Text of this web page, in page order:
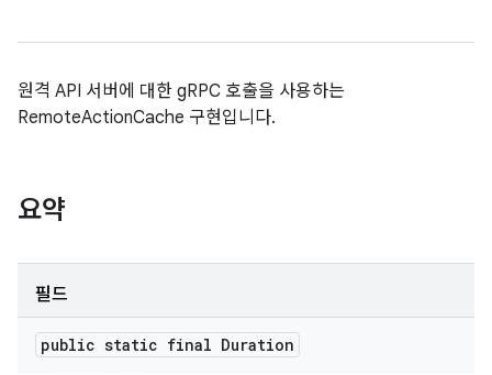
원격 API 서버에 대한 gRPC 호출을 사용하는
RemoteActionCache 구현입니다.
요약
필드
public static final Duration